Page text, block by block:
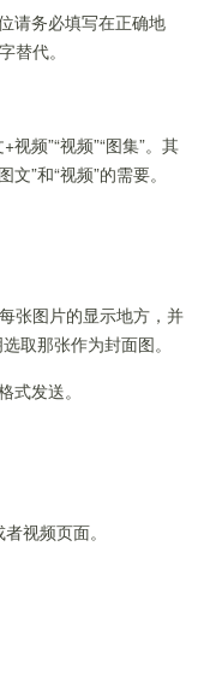
请务必填写在正确地
替代。
频”“视频”“图集”。其
”和“视频”的需要。
张图片的显示地方，并
取那张作为封面图。
发送。
视频页面。